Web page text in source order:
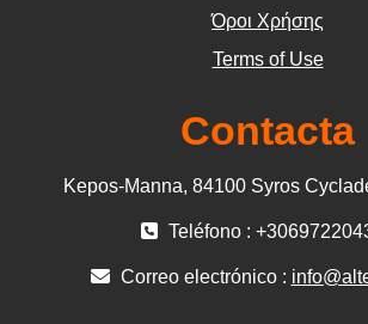
Όροι Χρήσης
Terms of Use
Contacta
Kepos-Manna, 84100 Syros
Teléfono :
Correo electrónico :